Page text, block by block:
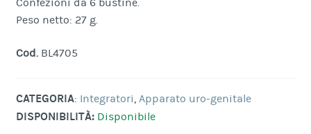
Confezioni da 6 bustine.
Peso netto: 27 g.
Cod.BL4705
CATEGORIA: Integratori Apparato uro-genitale
DISPONIBILITÀ: Disponibile